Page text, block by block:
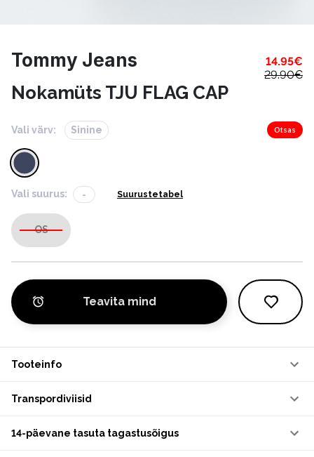
Tommy Jeans 14.95€
29.90€
Nokamüts TJU FLAG CAP
Vali värv: Sinine Otsas
Vali suurus: - Suurustetabel
OS
Teavita mind
Tooteinfo
Transpordiviisid
14-päevane tasuta tagastusõigus